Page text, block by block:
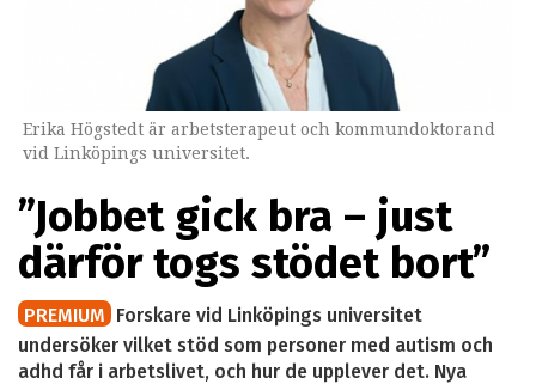
Erika Högstedt är arbetsterapeut och kommundoktorand
vid Linköpings universitet.
”Jobbet gick bra – just
därför togs stödet bort”
PREMIUM Forskare vid Linköpings universitet
undersöker vilket stöd som personer med autism och
adhd får i arbetslivet, och hur de upplever det. Nya